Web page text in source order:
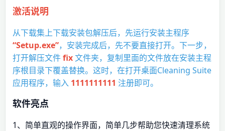
激活说明
从下载集上下载安装包解压后，先运行安装主程序
“Setup.exe”，安装完成后，先不要直接打开。下一步，
打开解压文件fix文件夹，复制里面的文件放在安装主程
序根目录下覆盖替换。这时，在打开桌面Cleaning Suite
应用程序，输入 1111111111 注册即可。
软件亮点
1、简单直观的操作界面，简单几步帮助您快速清理系统